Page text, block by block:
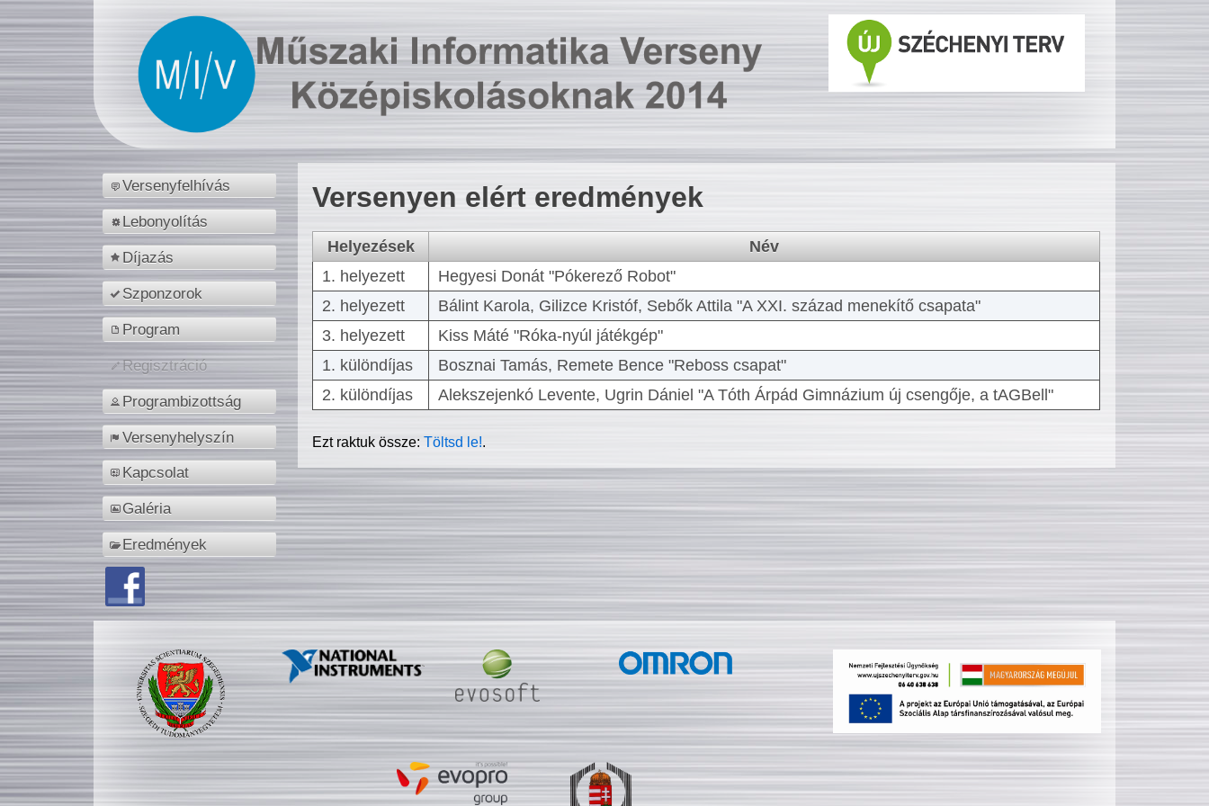
Versenyfelhívás
Lebonyolítás
Díjazás
Szponzorok
Program
Regisztráció
Programbizottság
Versenyhelyszín
Kapcsolat
Galéria
Eredmények
Versenyen elért eredmények
Helyezések
Név
1. helyezett
Hegyesi Donát "Pókerező Robot"
2. helyezett
Bálint Karola, Gilizce Kristóf, Sebők Attila "A XXI. század menekítő csapata"
3. helyezett
Kiss Máté "Róka-nyúl játékgép"
1. különdíjas
Bosznai Tamás, Remete Bence "Reboss csapat"
2. különdíjas
Alekszejenkó Levente, Ugrin Dániel "A Tóth Árpád Gimnázium új csengője, a tAGBell"
Ezt raktuk össze:Töltsd le!.